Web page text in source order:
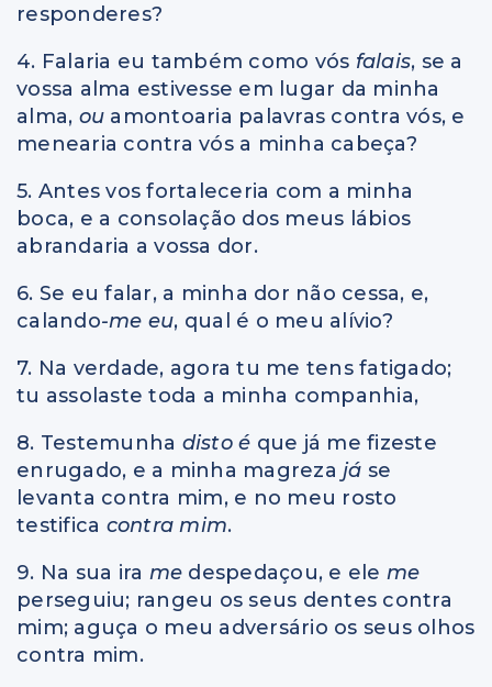
responderes?
4. Falaria eu também como vós falais, se a
vossa alma estivesse em lugar da minha
alma, ou amontoaria palavras contra vós, e
menearia contra vós a minha cabeça?
5. Antes vos fortaleceria com a minha
boca, e a consolação dos meus lábios
abrandaria a vossa dor.
6. Se eu falar, a minha dor não cessa, e,
calando-me eu, qual é o meu alívio?
7. Na verdade, agora tu me tens fatigado;
tu assolaste toda a minha companhia,
8. Testemunha disto é que já me fizeste
enrugado, e a minha magreza já se
levanta contra mim, e no meu rosto
testifica contra mim.
9. Na sua ira me despedaçou, e ele me
perseguiu; rangeu os seus dentes contra
mim; aguça o meu adversário os seus olhos
contra mim.